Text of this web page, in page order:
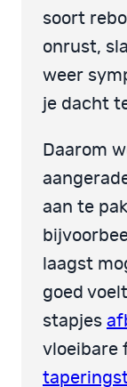
soort
onrust,
weer
je dacht
Daarom
aan te
laagst
goed
stapjes
vloeibare